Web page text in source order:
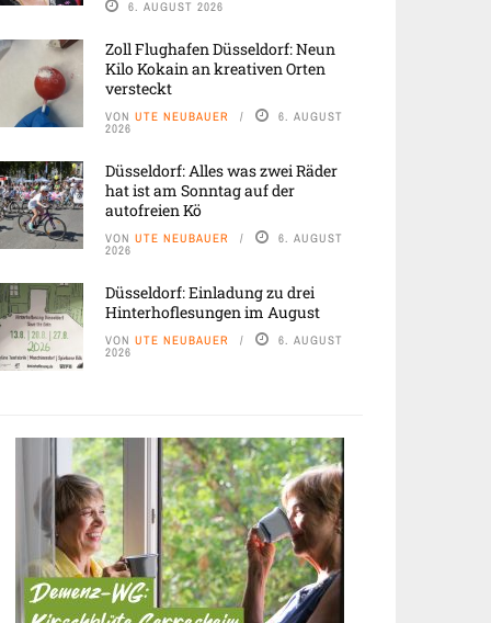
6. AUGUST 2026
Zoll Flughafen Düsseldorf: Neun
Kilo Kokain an kreativen Orten
versteckt
VON UTE NEUBAUER 6. AUGUST
2026
Düsseldorf: Alles was zwei Räder
hat ist am Sonntag auf der
autofreien Kö
VON UTE NEUBAUER 6. AUGUST
2026
Düsseldorf: Einladung zu drei
Hinterhoflesungen im August
VON UTE NEUBAUER 6. AUGUST
2026